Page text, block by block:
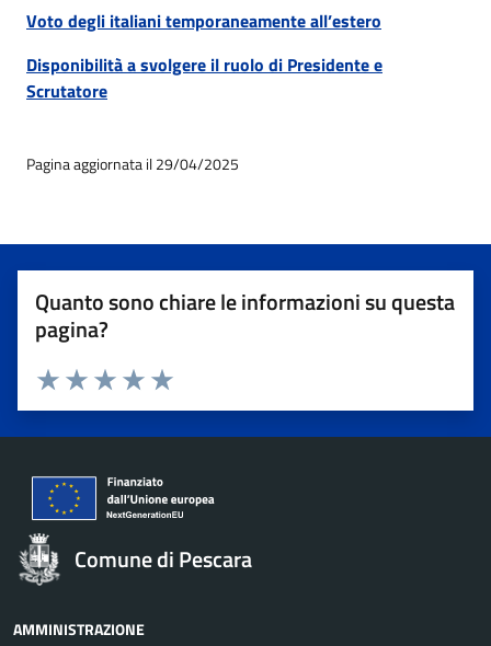
Voto degli italiani temporaneamente all’estero
Disponibilità a svolgere il ruolo di Presidente e
Scrutatore
Pagina aggiornata il 29/04/2025
Quanto sono chiare le informazioni su questa
pagina?
Valuta 5 stelle su 5
Valuta 4 stelle su 5
Valuta 3 stelle su 5
Valuta 2 stelle su 5
Valuta 1 stelle su 5
Comune di Pescara
AMMINISTRAZIONE